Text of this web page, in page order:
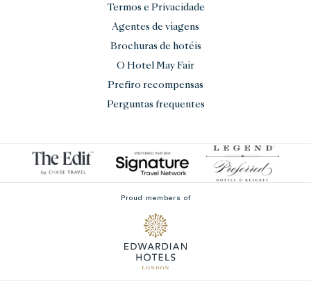
Termos e Privacidade
Agentes de viagens
Brochuras de hotéis
O Hotel May Fair
Prefiro recompensas
Perguntas frequentes
Proud members of